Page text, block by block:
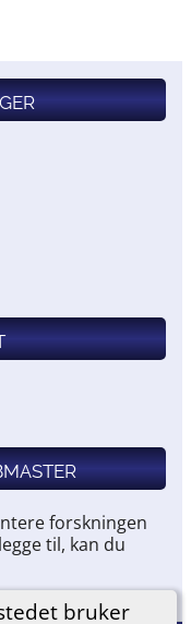
bruker
forskningen
til, kan du